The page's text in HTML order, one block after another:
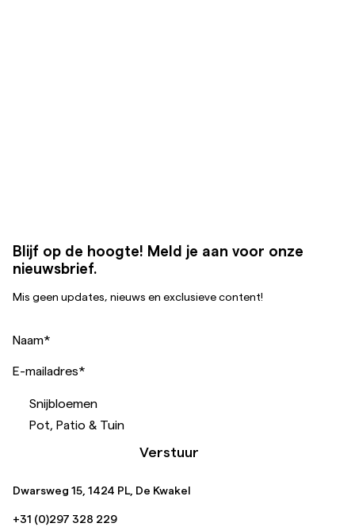
Blijf op de hoogte! Meld je aan voor onze
nieuwsbrief.
Mis geen updates, nieuws en exclusieve content!
Naam*
E-mailadres*
Snijbloemen
Pot, Patio & Tuin
Verstuur
Dwarsweg 15, 1424 PL, De Kwakel
+31 (0)297 328 229